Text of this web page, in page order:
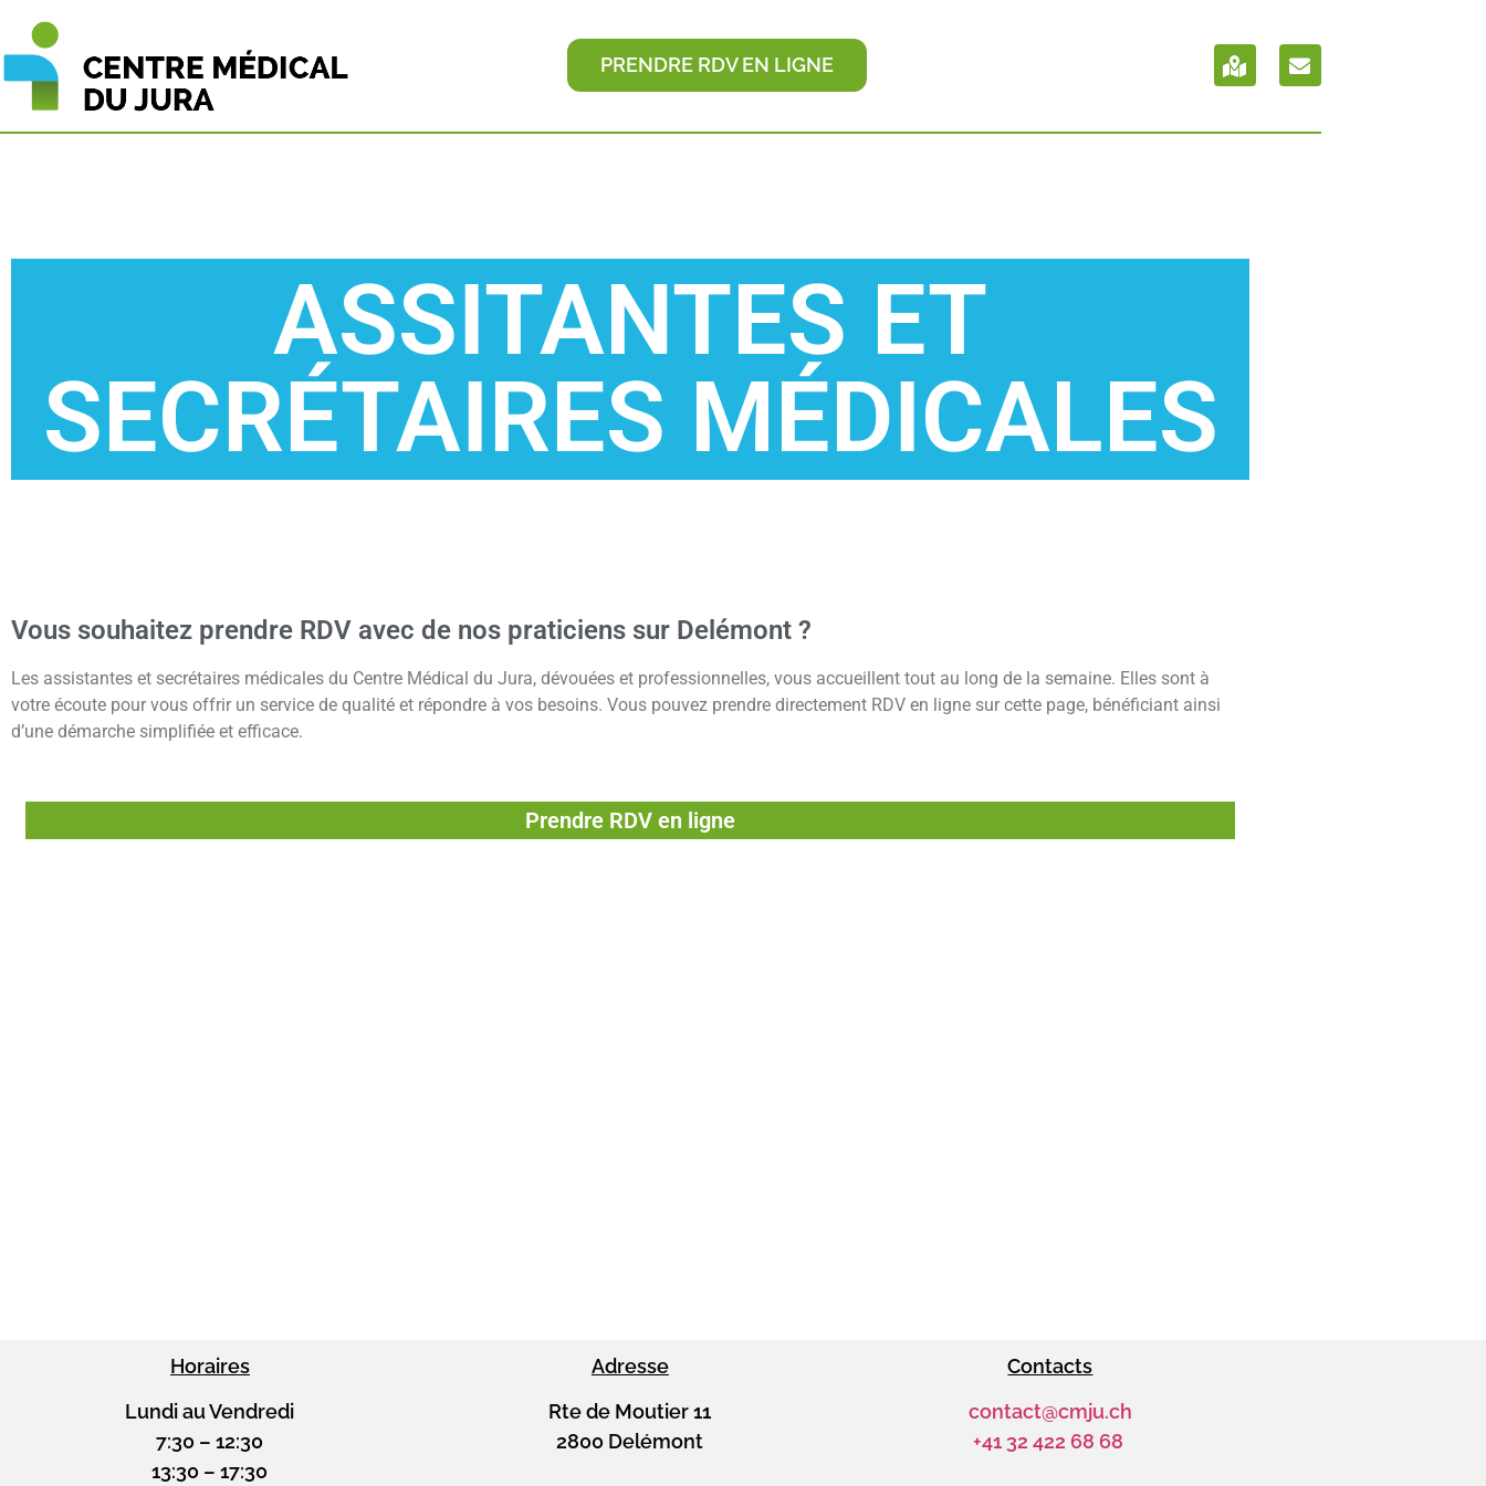
PRENDRE RDV EN LIGNE
ASSITANTES ET
SECRÉTAIRES MÉDICALES
Vous souhaitez prendre RDV avec de nos praticiens sur Delémont ?
Les assistantes et secrétaires médicales du Centre Médical du Jura, dévouées et professionnelles, vous accueillent tout au long de la semaine. Elles sont à
votre écoute pour vous offrir un service de qualité et répondre à vos besoins. Vous pouvez prendre directement RDV en ligne sur cette page, bénéficiant ainsi
d’une démarche simplifiée et efficace.
Prendre RDV en ligne
Horaires
Lundi au Vendredi
7:30 – 12:30
13:30 – 17:30
Adresse
Rte de Moutier 11
2800 Delémont
Contacts
contact@cmju.ch
+41 32 422 68 68